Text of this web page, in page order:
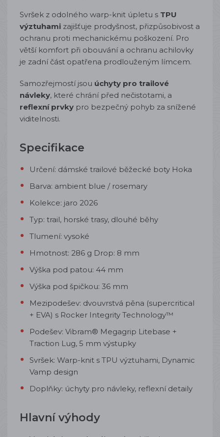
Svršek z odolného warp-knit úpletu s TPU
výztuhami zajišťuje prodyšnost, přizpůsobivost a
ochranu proti mechanickému poškození. Pro
větší komfort při obouvání a ochranu achilovky
je zadní část opatřena prodlouženým límcem.
Samozřejmostí jsou úchyty pro trailové
návleky, které chrání před nečistotami, a
reflexní prvky pro bezpečný pohyb za snížené
viditelnosti.
Specifikace
Určení: dámské trailové běžecké boty Hoka
Barva: ambient blue / rosemary
Kolekce: jaro 2026
Typ: trail, horské trasy, dlouhé běhy
Tlumení: vysoké
Hmotnost: 286 g Drop: 8 mm
Výška pod patou: 44 mm
Výška pod špičkou: 36 mm
Mezipodešev: dvouvrstvá pěna (supercritical
+ EVA) s Rocker Integrity Technology™
Podešev: Vibram® Megagrip Litebase +
Traction Lug, 5 mm výstupky
Svršek: Warp-knit s TPU výztuhami, Dynamic
Vamp design
Doplňky: úchyty pro návleky, reflexní detaily
Hlavní výhody